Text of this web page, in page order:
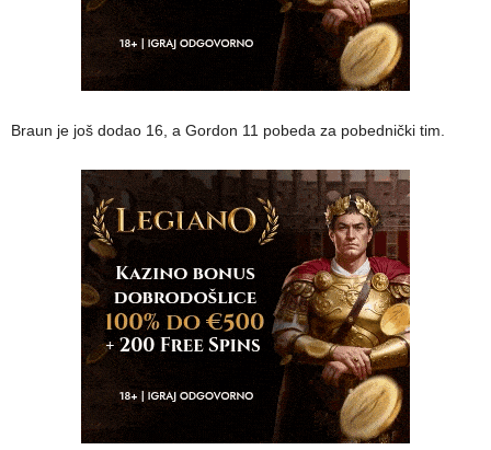
Braun je još dodao 16, a Gordon 11 pobeda za pobednički tim.